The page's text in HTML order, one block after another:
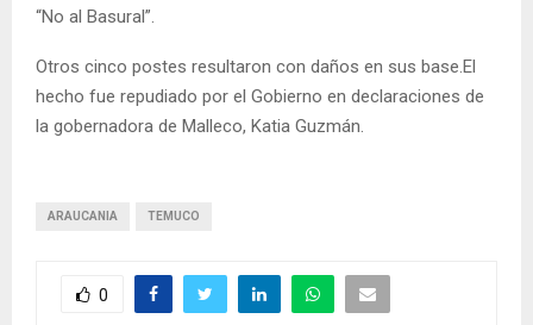
“No al Basural”.
Otros cinco postes resultaron con daños en sus base.El
hecho fue repudiado por el Gobierno en declaraciones de
la gobernadora de Malleco, Katia Guzmán.
ARAUCANIA TEMUCO
0